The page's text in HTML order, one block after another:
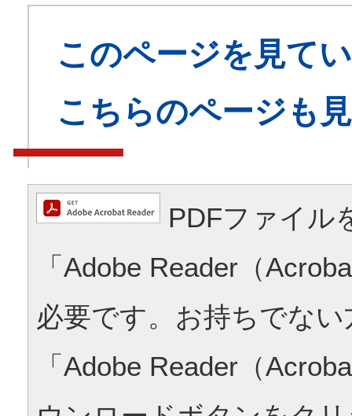
このページを見て
こちらのページも
PDFファイル
「Adobe Reader（
必要です。お持ちでな
「Adobe Reader（